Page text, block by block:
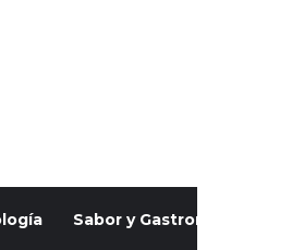
Sabor y Gastronomía